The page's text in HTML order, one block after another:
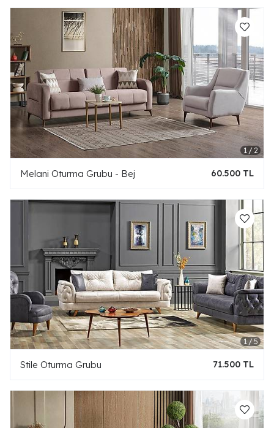
Melani Oturma Grubu - Bej 60.500 TL
Stile Oturma Grubu 71.500 TL